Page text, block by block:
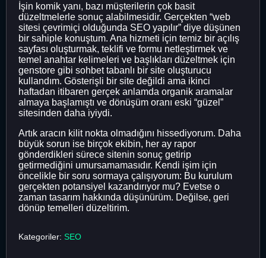
İşin komik yanı, bazı müşterilerin çok basit
düzeltmelerle sonuç alabilmesidir. Gerçekten “web
sitesi çevrimiçi olduğunda SEO yapılır” diye düşünen
bir sahiple konuştum. Ana hizmeti için temiz bir açılış
sayfası oluşturmak, teklifi ve formu netleştirmek ve
temel anahtar kelimeleri ve başlıkları düzeltmek için
genstore gibi sohbet tabanlı bir site oluşturucu
kullandım. Gösterişli bir site değildi ama ikinci
haftadan itibaren gerçek anlamda organik aramalar
almaya başlamıştı ve dönüşüm oranı eski “güzel”
sitesinden daha iyiydi.
Artık aracın kilit nokta olmadığını hissediyorum. Daha
büyük sorun ise birçok ekibin, her ay rapor
gönderdikleri sürece sitenin sonuç getirip
getirmediğini umursamamasıdır. Kendi işim için
öncelikle bir soru sormaya çalışıyorum: Bu kurulum
gerçekten potansiyel kazandırıyor mu? Evetse o
zaman tasarım hakkında düşünürüm. Değilse, geri
dönüp temelleri düzeltirim.
Kategoriler: SEO